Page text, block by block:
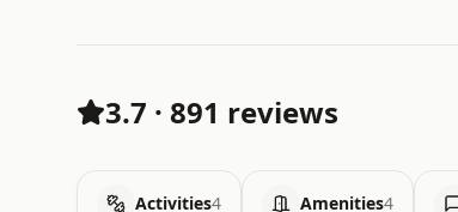
3.7 · 891 reviews
Activities4 Amenities4